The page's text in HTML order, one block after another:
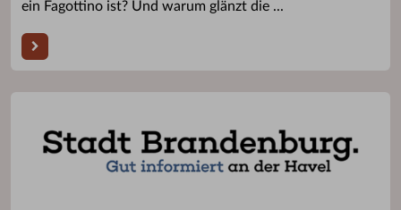
ein Fagottino ist? Und warum glänzt die ...